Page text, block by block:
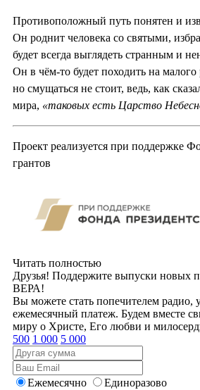
Противоположный путь понятен и
Он роднит человека со святыми,
будет всегда выглядеть странным и
Он в чём-то будет походить на малого
но смущаться не стоит, ведь, как
мира, «таковых есть Царство
Проект реализуется при поддержке
грантов
Читать полностью
Друзья! Поддержите выпуски новых
ВЕРА!
Вы можете стать попечителем радио,
ежемесячный платеж. Будем вместе
миру о Христе, Его любви и
500 1 000 5 000
Ежемесячно
Единоразово